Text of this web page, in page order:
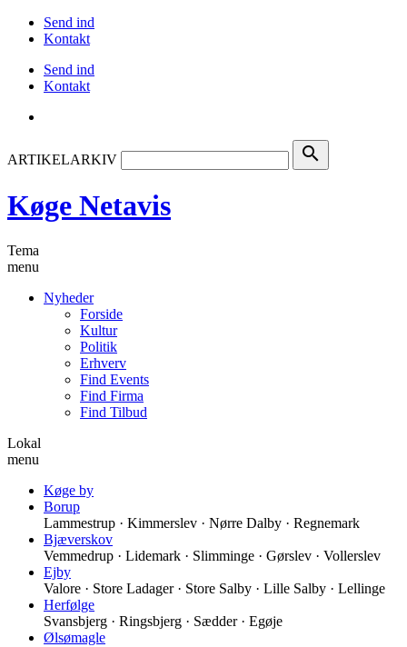
Send ind
Kontakt
Send ind
Kontakt
ARTIKELARKIV search
Køge Netavis
Tema
menu
Nyheder
Forside
Kultur
Politik
Erhverv
Find Events
Find Firma
Find Tilbud
Lokal
menu
Køge by
Borup
Lammestrup · Kimmerslev · Nørre Dalby · Regnemark
Bjæverskov
Vemmedrup · Lidemark · Slimminge · Gørslev · Vollerslev
Ejby
Valore · Store Ladager · Store Salby · Lille Salby · Lellinge
Herfølge
Svansbjerg · Ringsbjerg · Sædder · Egøje
Ølsømagle